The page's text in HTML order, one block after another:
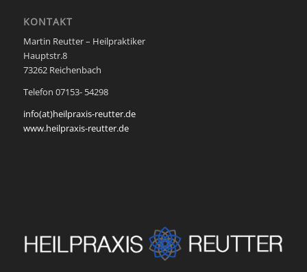
KONTAKT
Martin Reutter – Heilpraktiker
Hauptstr.8
73262 Reichenbach
Telefon 07153- 54298
info(at)heilpraxis-reutter.de
www.heilpraxis-reutter.de